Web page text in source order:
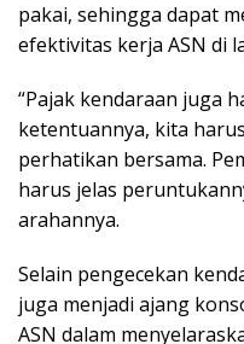
pakai, sehingga dapat
efektivitas kerja ASN di
“Pajak kendaraan juga
ketentuannya, kita
perhatikan bersama.
harus jelas
arahannya.
Selain pengecekan
juga menjadi ajang
ASN dalam